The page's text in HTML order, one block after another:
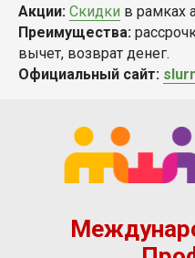
Акции: Скидки в рамках
Преимущества:
вычет, возврат денег.
Официальный сайт: